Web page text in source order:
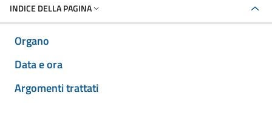
INDICE DELLA PAGINA
Organo
Data e ora
Argomenti trattati